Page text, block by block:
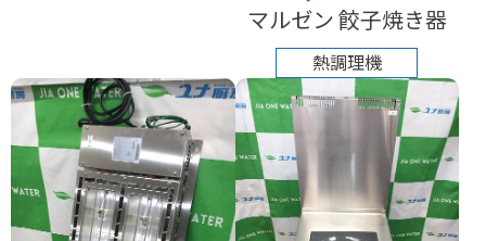
マルゼン 餃子焼き器
熱調理機